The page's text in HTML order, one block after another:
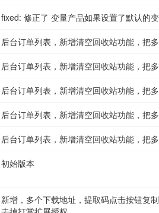
fixed: 修正了 变量产品如果设置了默认的
后台订单列表，新增清空回收站功能，把
后台订单列表，新增清空回收站功能，把
后台订单列表，新增清空回收站功能，把
后台订单列表，新增清空回收站功能，把
后台订单列表，新增清空回收站功能，把
初始版本
新增，多个下载地址，提取码点击按钮复制